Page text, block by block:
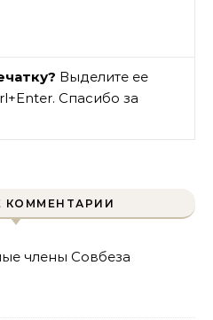
Выделите ее
Спасибо за
КОММЕНТАРИИ
члены Совбеза